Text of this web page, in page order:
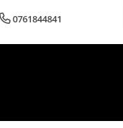
0761844841